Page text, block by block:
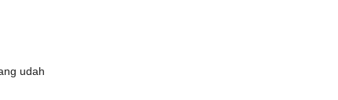
udah